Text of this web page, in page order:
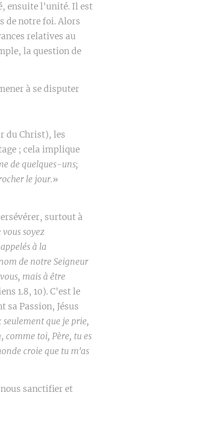
ensuite l'unité. Il est
de notre foi. Alors
relatives au
la question de
à se disputer
du Christ), les
; cela implique
de quelques-uns;
le jour.»
surtout à
soyez
à la
de notre Seigneur
mais à être
1.8, 10). C'est le
sa Passion, Jésus
que je prie,
toi, Père, tu es
croie que tu m'as
sanctifier et